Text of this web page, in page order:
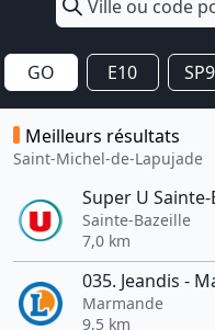
GO E10
Meilleurs résultats
Saint-Michel-de-Lapujade
Super U
Sainte-Bazeille
7,0 km
035. Jeandis -
Marmande
9,5 km